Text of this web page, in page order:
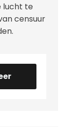
lucht te
censuur